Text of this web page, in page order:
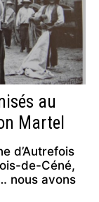
au
Martel
d’Autrefois
de-Céné,
nous avons